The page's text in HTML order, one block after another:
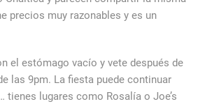
precios muy razonables y es un
el estómago vacío y vete después de
las 9pm. La fiesta puede continuar
tienes lugares como Rosalía o Joe’s